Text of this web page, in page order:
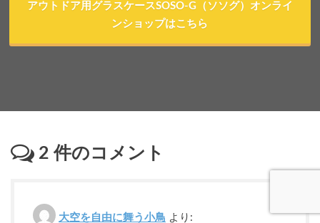
アウトドア用グラスケースSOSO-G（ソソグ）オンライ
ンショップはこちら
2 件のコメント
大空を自由に舞う小鳥 より: